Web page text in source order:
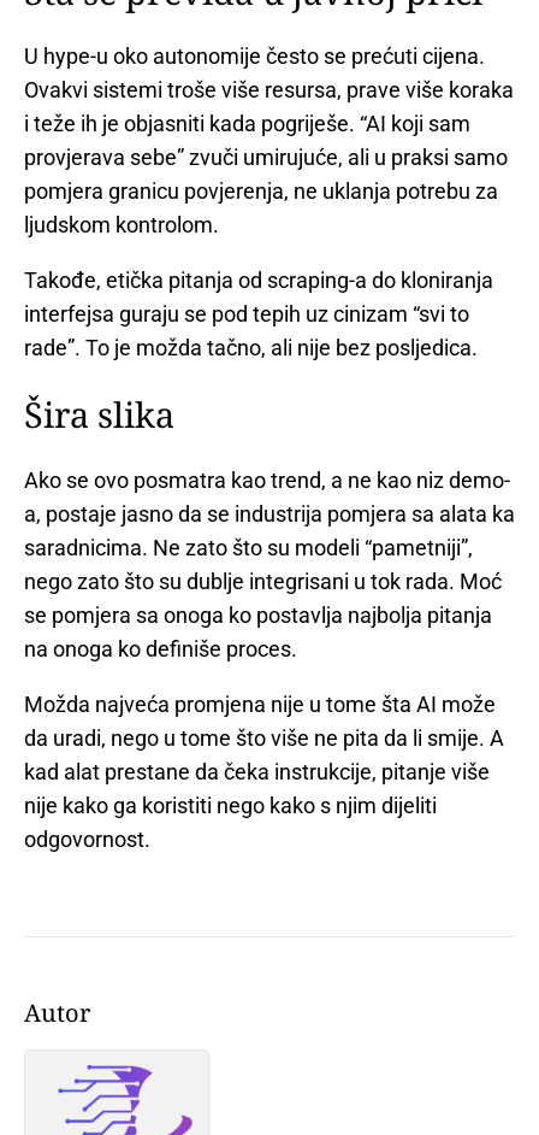
U hype-u oko autonomije često se prećuti cijena.
Ovakvi sistemi troše više resursa, prave više koraka
i teže ih je objasniti kada pogriješe. “AI koji sam
provjerava sebe” zvuči umirujuće, ali u praksi samo
pomjera granicu povjerenja, ne uklanja potrebu za
ljudskom kontrolom.
Takođe, etička pitanja od scraping-a do kloniranja
interfejsa guraju se pod tepih uz cinizam “svi to
rade”. To je možda tačno, ali nije bez posljedica.
Šira slika
Ako se ovo posmatra kao trend, a ne kao niz demo-
a, postaje jasno da se industrija pomjera sa alata ka
saradnicima. Ne zato što su modeli “pametniji”,
nego zato što su dublje integrisani u tok rada. Moć
se pomjera sa onoga ko postavlja najbolja pitanja
na onoga ko definiše proces.
Možda najveća promjena nije u tome šta AI može
da uradi, nego u tome što više ne pita da li smije. A
kad alat prestane da čeka instrukcije, pitanje više
nije kako ga koristiti nego kako s njim dijeliti
odgovornost.
Autor